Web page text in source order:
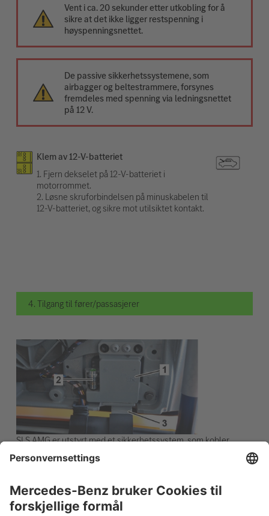
Vent i ca. 20 sekunder etter utkobling for å
sikre at det ikke ligger restspenning i
høyspenningsnettet.
De passive sikkerhetssystemene, som
airbagger og beltestrammere, forsynes
fremdeles med spenning via ledningsnettet
på 12 V.
Klem av 12-V-batteriet
1. Fjern dekselet på 12-V-batteriet i
motorrommet.
2. Løsne skruforbindelsen på minuskabelen til
12-V-batteriet, og sikre mot utilsiktet kontakt.
4. Tilgang til fører/passasjerer
SLS AMG er utstyrt med et sikkerhetssystem, som kobler
dørhengslene fra hengselarmene dersom kjøretøyet blir
liggende på taket etter en ulykke. I hvert dørhengsel (1) er det
styreenheten for kollisjonssikringssystemene. Etter at
dørlåsen er åpnet, kan dørene trekke av hengselarmene (3).